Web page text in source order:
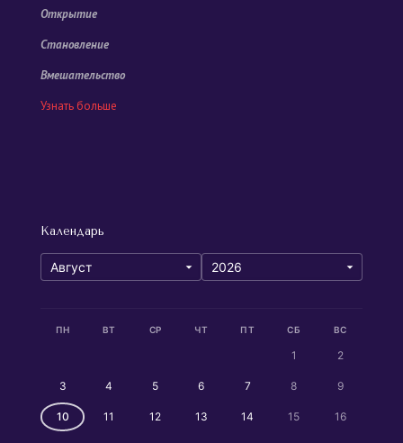
Открытие
Становление
Вмешательство
Узнать больше
Календарь
ПН ВТ СР ЧТ ПТ СБ ВС
1 2
3 4 5 6 7 8 9
10 11 12 13 14 15 16